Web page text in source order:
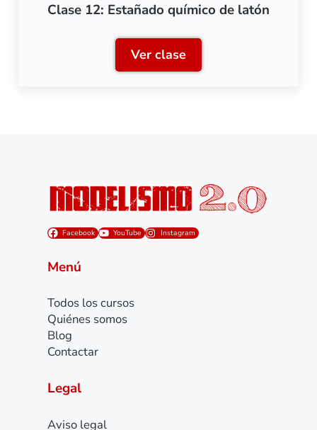
Clase 12: Estañado químico de latón
Ver claseClase 12: Estañado
Facebook YouTube Instagram
Menú
Todos los cursos
Quiénes somos
Blog
Contactar
Legal
Aviso legal